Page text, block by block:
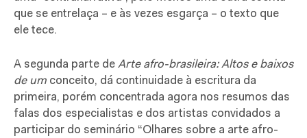
que se entrelaça – e às vezes esgarça – o texto que
ele tece.
A segunda parte de Arte afro-brasileira: Altos e baixos
de um conceito, dá continuidade à escritura da
primeira, porém concentrada agora nos resumos das
falas dos especialistas e dos artistas convidados a
participar do seminário “Olhares sobre a arte afro-